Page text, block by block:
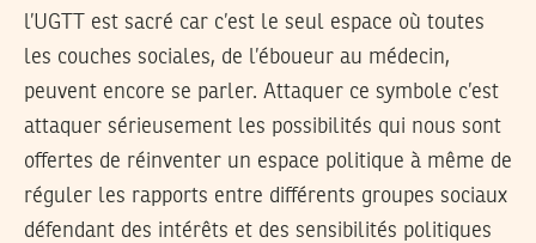
l’UGTT est sacré car c’est le seul espace où toutes
les couches sociales, de l’éboueur au médecin,
peuvent encore se parler. Attaquer ce symbole c’est
attaquer sérieusement les possibilités qui nous sont
offertes de réinventer un espace politique à même de
réguler les rapports entre différents groupes sociaux
défendant des intérêts et des sensibilités politiques